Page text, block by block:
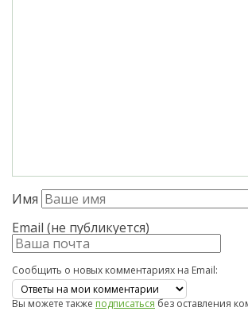
Имя
Email (не публикуется)
Сообщить о новых комментариях на Email:
Вы можете такжеподписатьсябез оставления